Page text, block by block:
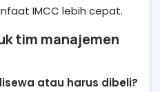
IMCC lebih cepat.
tim manajemen
atau harus dibeli?